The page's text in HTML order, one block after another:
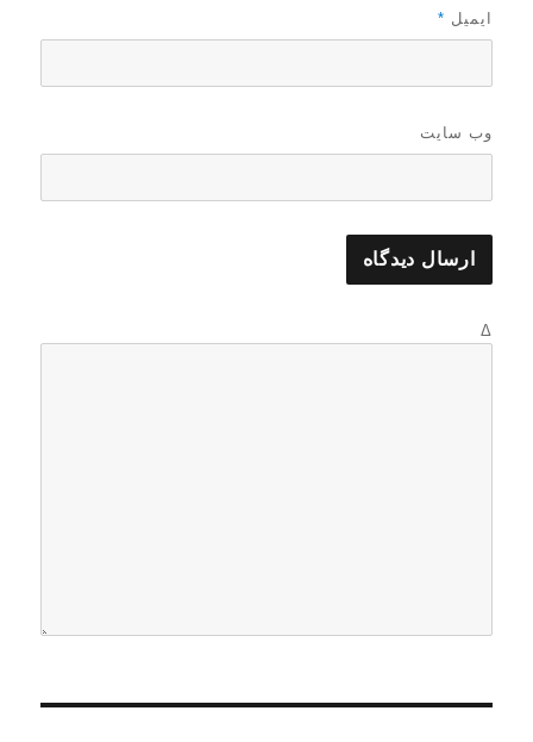
ایمیل *
وب‌ سایت
Δ